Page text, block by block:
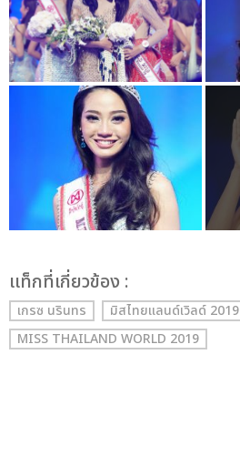
เเท็กที่เกี่ยวข้อง :
เกรซ นรินทร
มิสไทยแลนด์เวิลด์ 2019
MISS THAILAND WORLD 2019